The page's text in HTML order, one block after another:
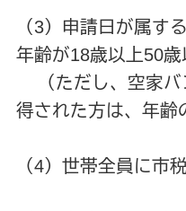
（3）申請日が属す
年齢が18歳以上50
（ただし、空家バ
得された方は、年齢
（4）世帯全員に市